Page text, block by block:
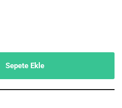
Sepete Ekle